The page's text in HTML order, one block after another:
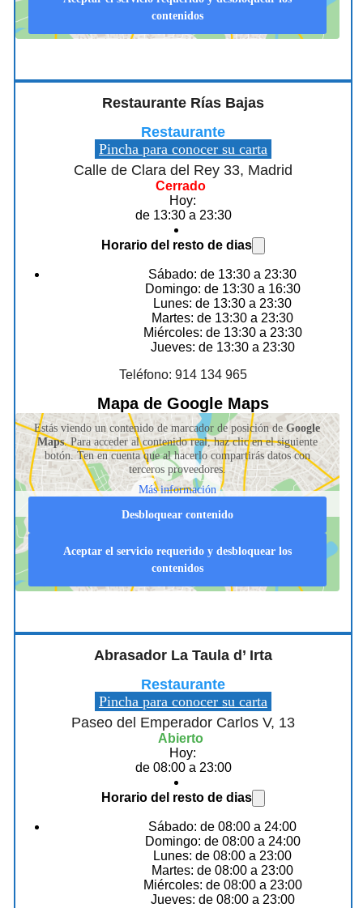
contenidos
Restaurante Rías Bajas
Restaurante
Pincha para conocer su carta
Calle de Clara del Rey 33, Madrid
Cerrado
Hoy:
de 13:30 a 23:30
Horario del resto de dias
Sábado: de 13:30 a 23:30
Domingo: de 13:30 a 16:30
Lunes: de 13:30 a 23:30
Martes: de 13:30 a 23:30
Miércoles: de 13:30 a 23:30
Jueves: de 13:30 a 23:30
Teléfono: 914 134 965
Mapa de Google Maps
Estás viendo un contenido de marcador de posición deGoogle
Maps. Para acceder al contenido real, haz clic en el siguiente
botón. Ten en cuenta que al hacerlo compartirás datos con
terceros proveedores.
Más información
Desbloquear contenido
Aceptar el servicio requerido y desbloquear los
contenidos
Abrasador La Taula d’ Irta
Restaurante
Pincha para conocer su carta
Paseo del Emperador Carlos V, 13
Abierto
Hoy:
de 08:00 a 23:00
Horario del resto de dias
Sábado: de 08:00 a 24:00
Domingo: de 08:00 a 24:00
Lunes: de 08:00 a 23:00
Martes: de 08:00 a 23:00
Miércoles: de 08:00 a 23:00
Jueves: de 08:00 a 23:00